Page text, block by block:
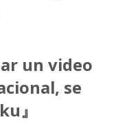
un video
se
』